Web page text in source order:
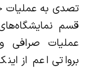
برواتی اعم از